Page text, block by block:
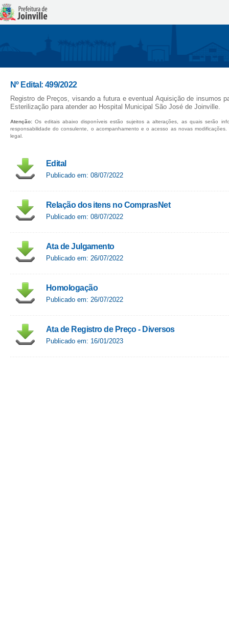
Nº Edital: 499/2022
Registro de Preços, visando a futura e eventual Aquisição de insumos
Esterilização para atender ao Hospital Municipal São José de Joinville.
Atenção: Os editais abaixo disponíveis estão sujeitos a alterações, as quais serão
responsabilidade do consulente, o acompanhamento e o acesso as novas
legal.
Edital
Publicado em: 08/07/2022
Relação dos itens no ComprasNet
Publicado em: 08/07/2022
Ata de Julgamento
Publicado em: 26/07/2022
Homologação
Publicado em: 26/07/2022
Ata de Registro de Preço - Diversos
Publicado em: 16/01/2023